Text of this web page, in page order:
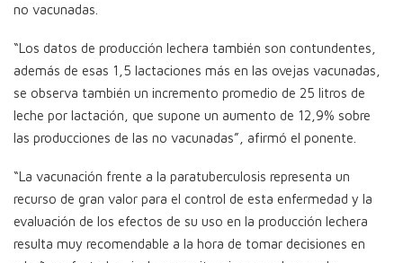
no vacunadas.
“Los datos de producción lechera también son contundentes,
además de esas 1,5 lactaciones más en las ovejas vacunadas,
se observa también un incremento promedio de 25 litros de
leche por lactación, que supone un aumento de 12,9% sobre
las producciones de las no vacunadas”, afirmó el ponente.
“La vacunación frente a la paratuberculosis representa un
recurso de gran valor para el control de esta enfermedad y la
evaluación de los efectos de su uso en la producción lechera
resulta muy recomendable a la hora de tomar decisiones en